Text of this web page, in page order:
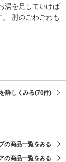
湯を足していけば
肘のごわごわも
詳しくみる(70件)
の商品一覧をみる
の商品一覧をみる